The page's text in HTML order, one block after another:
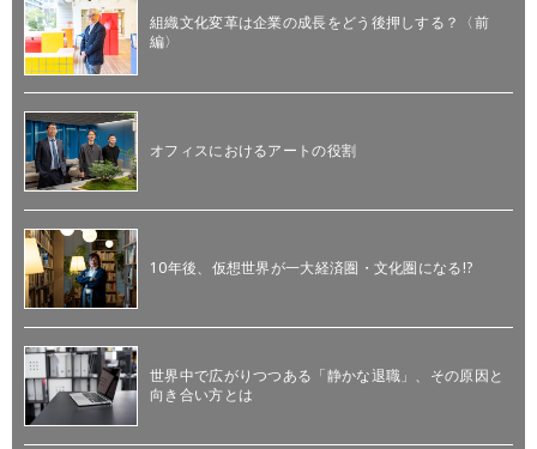
組織文化変革は企業の成長をどう後押しする？〈前
編〉
オフィスにおけるアートの役割
10年後、仮想世界が一大経済圏・文化圏になる!?
世界中で広がりつつある「静かな退職」、その原因と
向き合い方とは